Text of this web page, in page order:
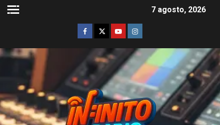
7 agosto, 2026